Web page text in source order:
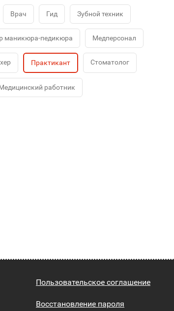
Врач Гид Зубной техник
маникюра-педикюра Медперсонал
Практикант Стоматолог
работник
Пользовательское соглашение
Восстановление пароля